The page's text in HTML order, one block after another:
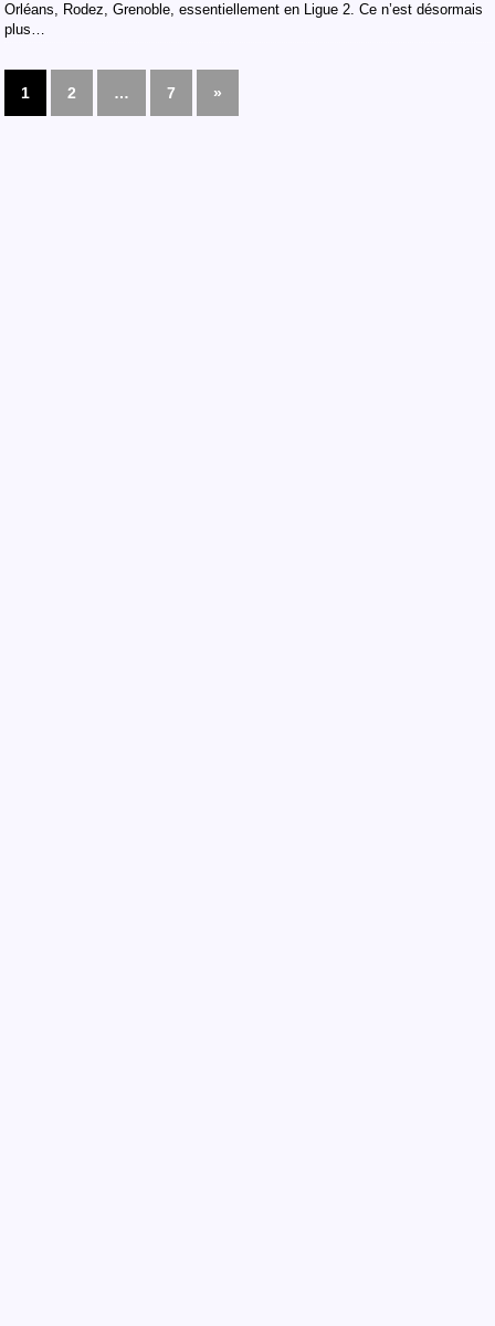
Orléans, Rodez, Grenoble, essentiellement en Ligue 2. Ce n’est désormais
plus…
1 2 … 7 »